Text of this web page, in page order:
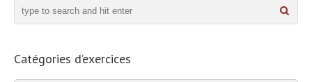
Catégories d’exercices